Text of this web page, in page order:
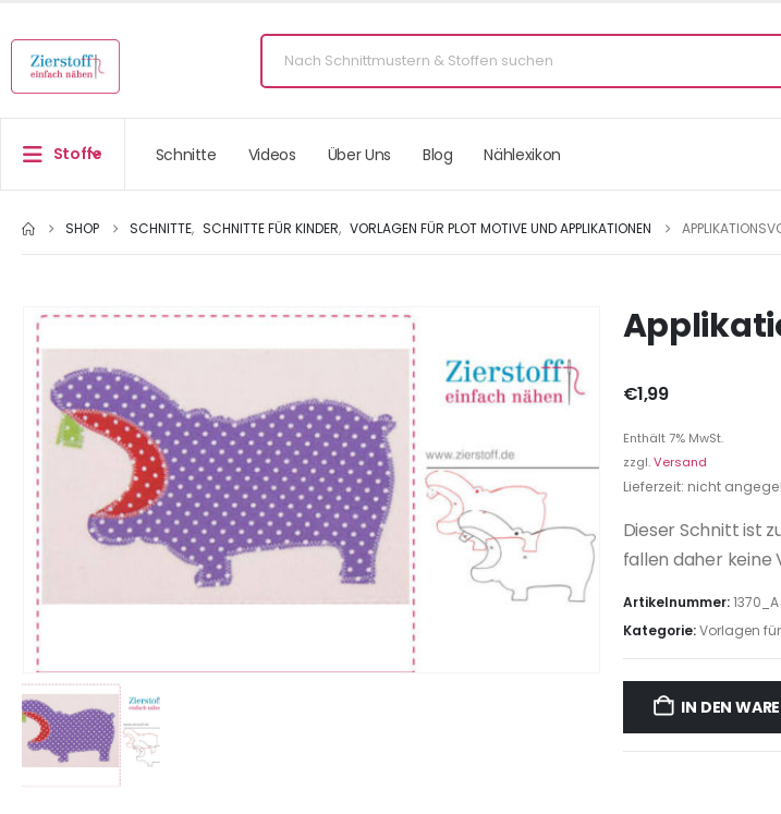
Stoffe Schnitte Videos Über Uns Blog Nählexikon
SHOP SCHNITTE, SCHNITTE FÜR KINDER, VORLAGEN FÜR PLOT MOTIVE UND APPLIKATIONEN
€1,99
Enthält 7% MwSt.
zzgl.Versand
Lieferzeit: nicht
Dieser Schnitt ist
fallen daher keine
Artikelnummer:1370_A
Kategorie:Vorlagen
IN DEN